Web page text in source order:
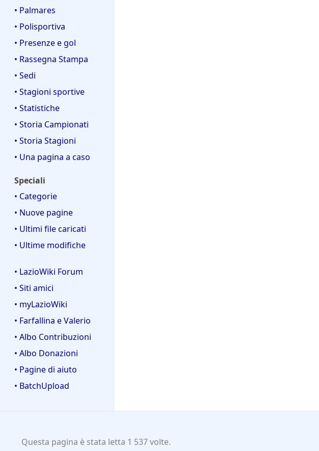
• Palmares
• Polisportiva
• Presenze e gol
• Rassegna Stampa
• Sedi
• Stagioni sportive
• Statistiche
• Storia Campionati
• Storia Stagioni
• Una pagina a caso
Speciali
• Categorie
• Nuove pagine
• Ultimi file caricati
• Ultime modifiche
• LazioWiki Forum
• Siti amici
• myLazioWiki
• Farfallina e Valerio
• Albo Contribuzioni
• Albo Donazioni
• Pagine di aiuto
• BatchUpload
Questa pagina è stata letta 1 537 volte.